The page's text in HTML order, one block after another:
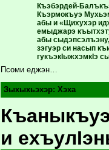
Къэбэрдей-
Къэрмокъуэ
абы и «Щихухэр
емыджарэ
абы
зэгуэр си насып
гукъэкIыжхэмкIэ
Псоми еджэн…
Зыхыхьэхэр: Хэха
и